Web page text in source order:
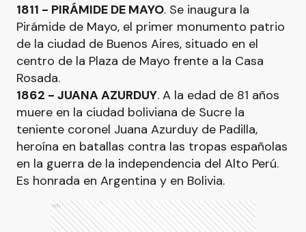
1811 - PIRÁMIDE DE MAYO. Se inaugura la
Pirámide de Mayo, el primer monumento patrio
de la ciudad de Buenos Aires, situado en el
centro de la Plaza de Mayo frente a la Casa
Rosada.
1862 - JUANA AZURDUY. A la edad de 81 años
muere en la ciudad boliviana de Sucre la
teniente coronel Juana Azurduy de Padilla,
heroína en batallas contra las tropas españolas
en la guerra de la independencia del Alto Perú.
Es honrada en Argentina y en Bolivia.
Ads